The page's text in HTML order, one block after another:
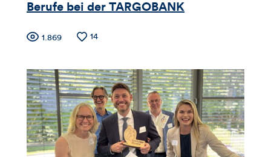
Berufe bei der TARGOBANK
Zähler
für
Views,
Likes
und
Anzahl
1.869
Anzahl
14